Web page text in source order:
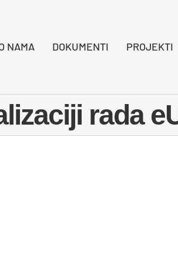
NAMA DOKUMENTI PROJEKTI
rada